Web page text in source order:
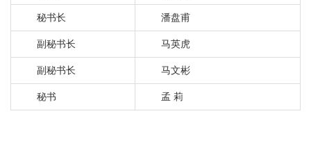
秘书长 潘盘甫
副秘书长 马英虎
副秘书长 马文彬
秘书 孟 莉